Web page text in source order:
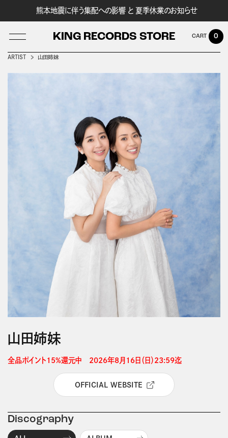
熊本地震に伴う集配への影響 と 夏季休業のお知らせ
KING RECORDS STORE 0
ARTIST 山田姉妹
山田姉妹
全品ポイント15%還元中　2026年8月16日（日）23:59迄
OFFICIAL WEBSITE
Discography